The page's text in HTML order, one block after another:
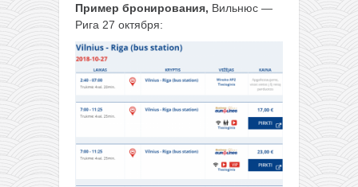
Пример бронирования, Вильнюс —
Рига 27 октября: